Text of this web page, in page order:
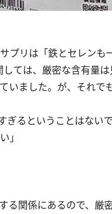
プリは「鉄とセレンも
ては、厳密な含有量
いました。が、それで
ぎるということはない
」
る関係にあるので、厳